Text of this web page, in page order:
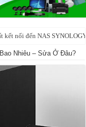
OMV, CASA
Nhiêu – Sửa Ở Đâu?